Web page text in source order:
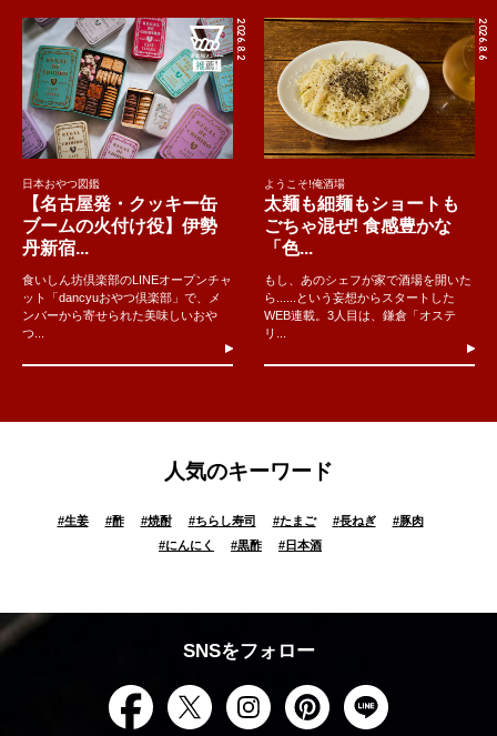
2026.8.2
日本おやつ図鑑
【名古屋発・クッキー缶
ブームの火付け役】伊勢
丹新宿...
食いしん坊倶楽部のLINEオープンチャ
ット「dancyuおやつ倶楽部」で、メ
ンバーから寄せられた美味しいおや
つ...
2026.8.6
ようこそ!俺酒場
太麺も細麺もショートも
ごちゃ混ぜ! 食感豊かな
「色...
もし、あのシェフが家で酒場を開いた
ら......という妄想からスタートした
WEB連載。3人目は、鎌倉「オステ
リ...
人気のキーワード
#生姜 #酢 #焼酎 #ちらし寿司 #たまご #長ねぎ #豚肉
#にんにく #黒酢 #日本酒
SNSをフォロー